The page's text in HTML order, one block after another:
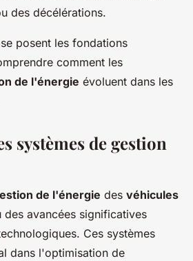
des décélérations.
posent les fondations
comment les
de l'énergie évoluent dans les
systèmes de gestion
de l'énergie des véhicules
des avancées significatives
Ces systèmes
dans l'optimisation de